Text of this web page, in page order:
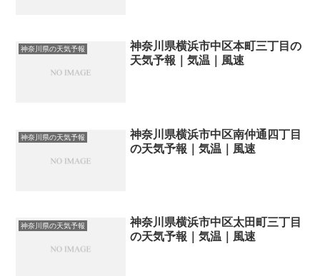
神奈川県の天気予報
神奈川県横浜市中区本町三丁目の
天気予報｜気温｜風速
神奈川県の天気予報
神奈川県横浜市中区南仲通四丁目
の天気予報｜気温｜風速
神奈川県の天気予報
神奈川県横浜市中区太田町三丁目
の天気予報｜気温｜風速